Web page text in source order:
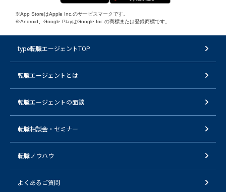
※App StoreはApple Inc.のサービスマークです。
※Android、Google PlayはGoogle Inc.の商標または登録商標です。
type転職エージェントTOP
転職エージェントとは
転職エージェントの面談
転職相談会・セミナー
転職ノウハウ
よくあるご質問